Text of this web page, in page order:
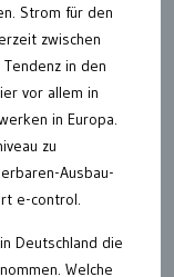
Strom für den
zwischen
in den
vor allem in
in Europa.
zu
Ausbau-
e-control.
Deutschland die
Welche